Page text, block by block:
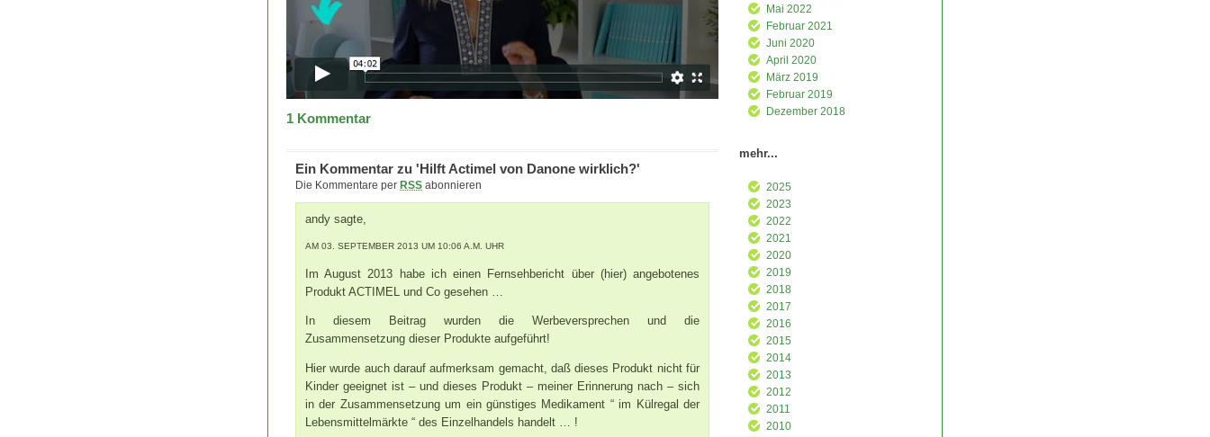
1 Kommentar
Ein Kommentar zu 'Hilft Actimel von Danone wirklich?'
Die Kommentare per RSS abonnieren
andy sagte,
AM 03. SEPTEMBER 2013 UM 10:06 A.M. UHR
Im August 2013 habe ich einen Fernsehbericht über (hier) angebotenes
Produkt ACTIMEL und Co gesehen …
In diesem Beitrag wurden die Werbeversprechen und die
Zusammensetzung dieser Produkte aufgeführt!
Hier wurde auch darauf aufmerksam gemacht, daß dieses Produkt nicht für
Kinder geeignet ist – und dieses Produkt – meiner Erinnerung nach – sich
in der Zusammensetzung um ein günstiges Medikament “ im Külregal der
Lebensmittelmärkte “ des Einzelhandels handelt … !
Mai 2022
Februar 2021
Juni 2020
April 2020
März 2019
Februar 2019
Dezember 2018
mehr...
2025
2023
2022
2021
2020
2019
2018
2017
2016
2015
2014
2013
2012
2011
2010